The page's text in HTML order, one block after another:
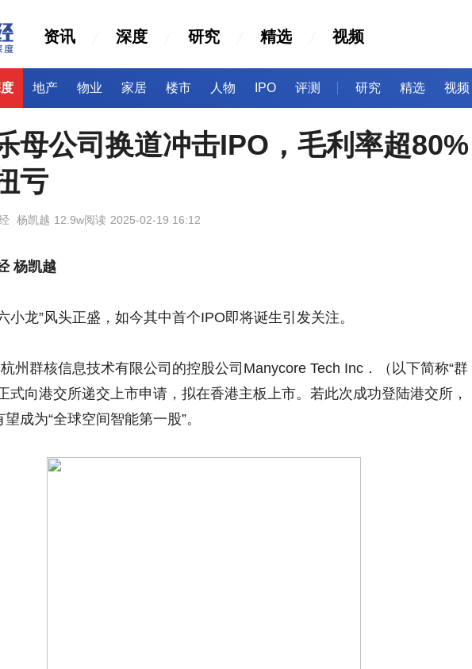
资讯 深度 研究 精选 视频
地产 物业 家居 楼市 人物 IPO 评测 研究 精选 视频
母公司换道冲击IPO，毛利率超80%
亏
杨凯越 12.9w阅读 2025-02-19 16:12
杨凯越
小龙”风头正盛，如今其中首个IPO即将诞生引发关注。
州群核信息技术有限公司的控股公司Manycore Tech Inc．（以下简称“群
式向港交所递交上市申请，拟在香港主板上市。若此次成功登陆港交所，
成为“全球空间智能第一股”。